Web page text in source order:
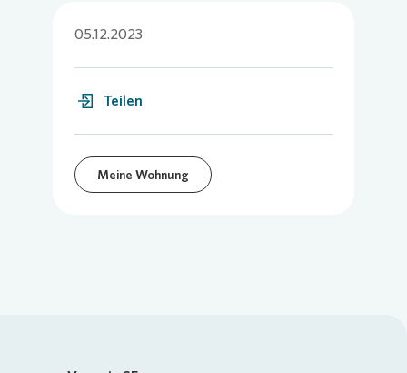
05.12.2023
Teilen
Meine Wohnung